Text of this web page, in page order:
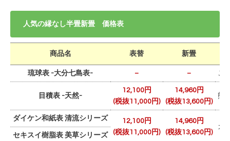
人気の縁なし半畳新畳 価格表
商品名 表替 新畳
琉球表 -大分七島表- － － こ
目積表 -天然-
12,100円
(税抜11,000円)
14,960円
(税抜13,600円)
熊
ダイケン和紙表 清流シリーズ
12,100円
(税抜11,000円)
14,960円
(税抜13,600円)
カ
セキスイ樹脂表 美草シリーズ